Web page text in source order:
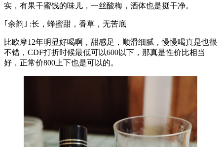
实，有果干蜜饯的味儿，一丝酸梅，酒体也是挺干净。
｢余韵｣ :长，蜂蜜甜，香草，无苦底
比欧摩12年明显好喝啊，甜感足，顺滑细腻，慢慢喝真是也很
不错，CDF打折时候最低可以600以下，那真是性价比相当
好，正常价800上下也是可以的。